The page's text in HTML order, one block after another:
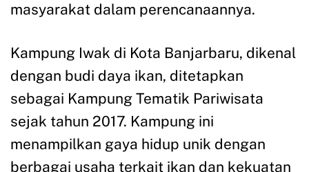
masyarakat dalam perencanaannya.
Kampung Iwak di Kota Banjarbaru, dikenal
dengan budi daya ikan, ditetapkan
sebagai Kampung Tematik Pariwisata
sejak tahun 2017. Kampung ini
menampilkan gaya hidup unik dengan
berbagai usaha terkait ikan dan kekuatan